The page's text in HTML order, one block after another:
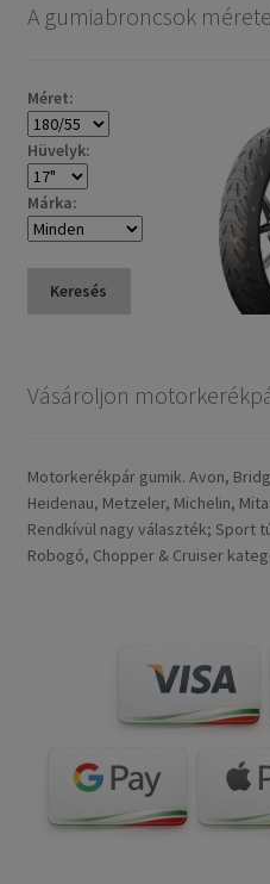
A gumiabroncsok
Méret:
Hüvelyk:
Márka:
Keresés
Vásároljon
Motorkerékpár gumik. Avon,
Heidenau, Metzeler, Michelin,
Rendkívül nagy választék; Sport
Robogó, Chopper & Cruiser